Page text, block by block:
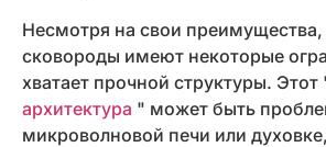
Несмотря на свои
сковороды имеют некоторые
хватает прочной структуры. Этот
архитектура " может быть
микроволновой печи или